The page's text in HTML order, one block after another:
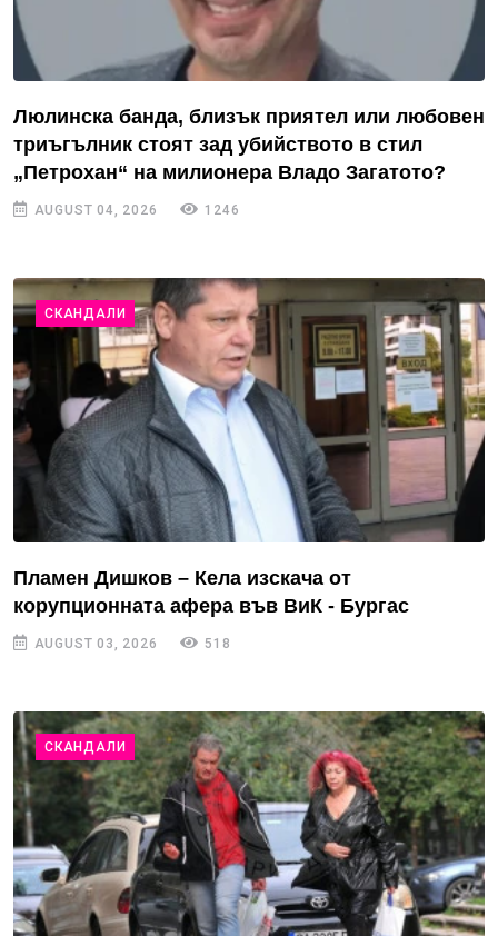
Люлинска банда, близък приятел или любовен
триъгълник стоят зад убийството в стил
„Петрохан“ на милионера Владо Загатото?
AUGUST 04, 2026 1246
СКАНДАЛИ
Пламен Дишков – Кела изскача от
корупционната афера във ВиК - Бургас
AUGUST 03, 2026 518
СКАНДАЛИ